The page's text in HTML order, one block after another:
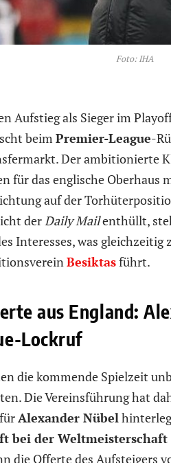
Foto: IHA
Aufstieg als Sieger im
beim Premier-League-
Der ambitionierte
für das englische Oberhaus
auf der
derDaily Mailenthüllt,
Interesses, was
Besiktasführt.
aus England:
Lockruf
die kommende Spielzeit
Die Vereinsführung hat
Alexander Nübel
bei der Weltmeisterschaft
die Offerte des Aufsteigers